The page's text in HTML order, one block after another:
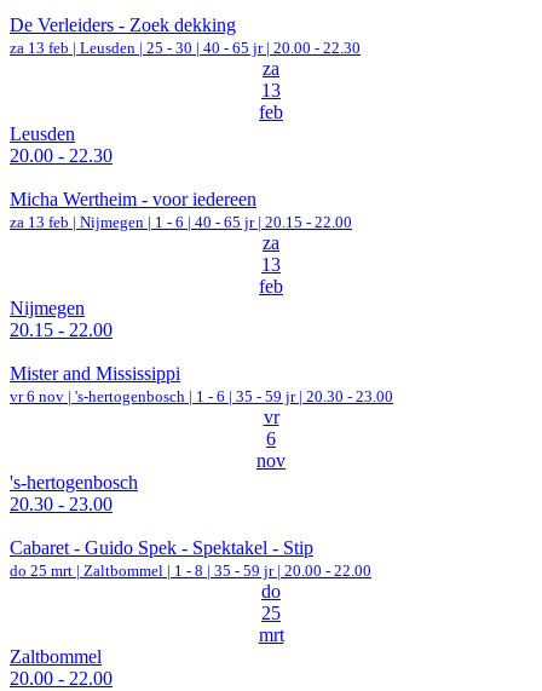
De Verleiders - Zoek dekking
za 13 feb | Leusden | 25 - 30 | 40 - 65 jr | 20.00 - 22.30
za
13
feb
Leusden
20.00 - 22.30
Micha Wertheim - voor iedereen
za 13 feb | Nijmegen | 1 - 6 | 40 - 65 jr | 20.15 - 22.00
za
13
feb
Nijmegen
20.15 - 22.00
Mister and Mississippi
vr 6 nov | 's-hertogenbosch | 1 - 6 | 35 - 59 jr | 20.30 - 23.00
vr
6
nov
's-hertogenbosch
20.30 - 23.00
Cabaret - Guido Spek - Spektakel - Stip
do 25 mrt | Zaltbommel | 1 - 8 | 35 - 59 jr | 20.00 - 22.00
do
25
mrt
Zaltbommel
20.00 - 22.00